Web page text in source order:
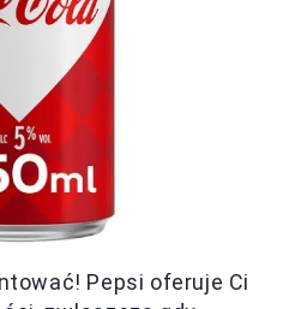
Pepsi oferuje Ci